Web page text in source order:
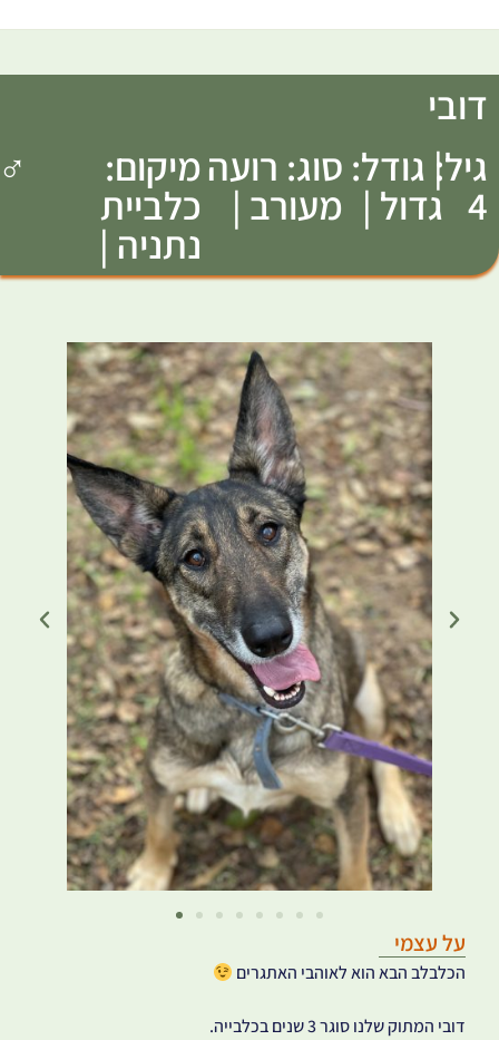
דובי
גיל:
4
| גודל:
גדול |
סוג: רועה
מעורב |
מיקום:
כלביית
נתניה |
♂
על עצמי
הכלבלב הבא הוא לאוהבי האתגרים
דובי המתוק שלנו סוגר 3 שנים בכלבייה.